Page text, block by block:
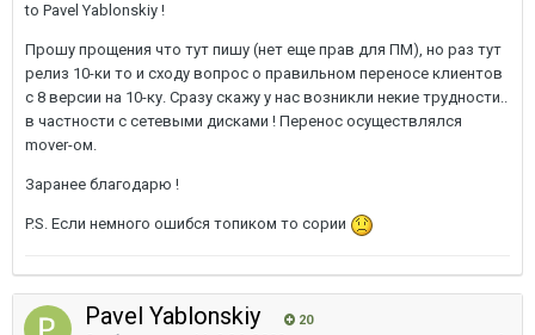
to Pavel Yablonskiy !
Прошу прощения что тут пишу (нет еще прав для ПМ), но раз тут
релиз 10-ки то и сходу вопрос о правильном переносе клиентов
с 8 версии на 10-ку. Сразу скажу у нас возникли некие трудности..
в частности с сетевыми дисками ! Перенос осуществлялся
mover-ом.
Заранее благодарю !
P.S. Если немного ошибся топиком то сории
Pavel Yablonskiy 20